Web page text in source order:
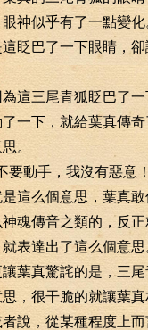
眼神似乎有了一點
眨巴了一下眼睛，
三尾青狐眨巴了一
一下，就給葉真傳
。
手，我沒有惡意
么個意思，葉真敢
魂傳音之類的，反
表達出了這么個意思
真驚詫的是，三尾
，很干脆的就讓葉真
，從某種程度上而